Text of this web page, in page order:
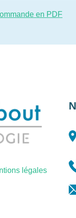
en PDF
légales